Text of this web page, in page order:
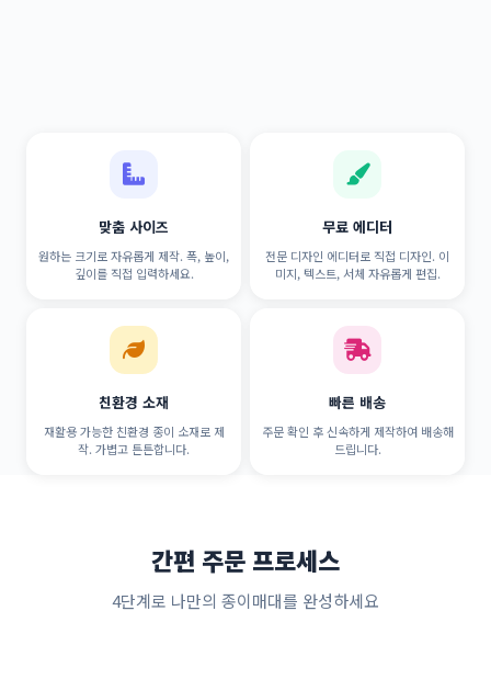
맞춤 사이즈
원하는 크기로 자유롭게 제작. 폭, 높이,
깊이를 직접 입력하세요.
무료 에디터
전문 디자인 에디터로 직접 디자인. 이
미지, 텍스트, 서체 자유롭게 편집.
친환경 소재
재활용 가능한 친환경 종이 소재로 제
작. 가볍고 튼튼합니다.
빠른 배송
주문 확인 후 신속하게 제작하여 배송해
드립니다.
간편 주문 프로세스
4단계로 나만의 종이매대를 완성하세요